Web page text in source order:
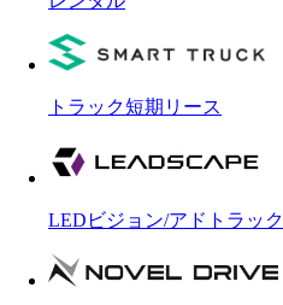
トラック短期リース
LEDビジョン/アドトラック